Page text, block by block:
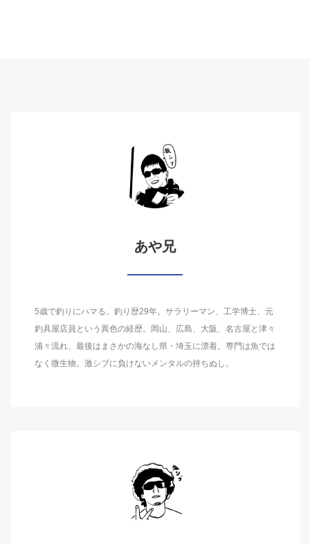
あや兄
5歳で釣りにハマる。釣り歴29年。サラリーマン、工学博士、元
釣具屋店員という異色の経歴。岡山、広島、大阪、名古屋と津々
浦々流れ、最後はまさかの海なし県・埼玉に漂着。専門は魚では
なく微生物。激シブに負けないメンタルの持ちぬし。